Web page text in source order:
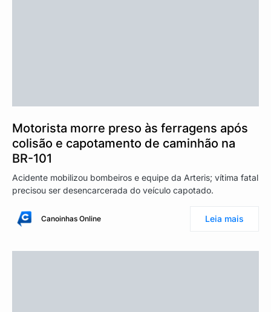
Motorista morre preso às ferragens após
colisão e capotamento de caminhão na
BR-101
Acidente mobilizou bombeiros e equipe da Arteris; vítima fatal
precisou ser desencarcerada do veículo capotado.
Canoinhas Online Leia mais